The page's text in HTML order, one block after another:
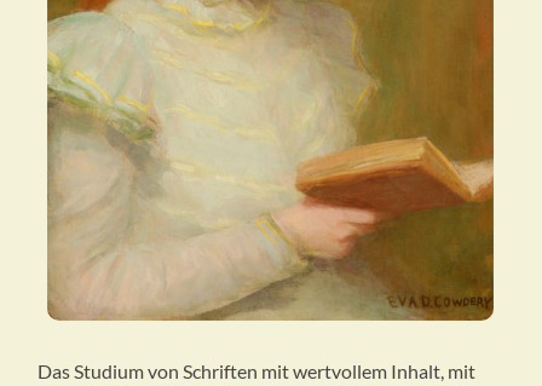
Das Studium von Schriften mit wertvollem Inhalt, mit